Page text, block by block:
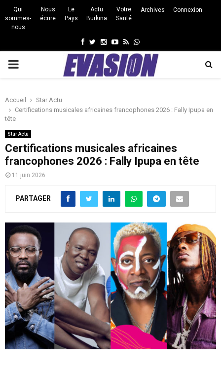
Qui
sommes-
nous
Nous
écrire
Le
Pays
Actu
Burkina
Votre
Santé
Archives Connexion
Facebook
Twitter
Instagram
Youtube
RssWhatsapp
PRIMARY
Accueil
Star Actu
Certifications musicales africaines francophones 2026 : Fally Ipupa en
tête
Star Actu
Certifications musicales africaines
francophones 2026 : Fally Ipupa en tête
11 juin 2026
PARTAGER